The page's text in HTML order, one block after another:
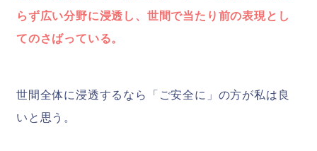
らず広い分野に浸透し、世間で当たり前の表現とし
てのさばっている。
世間全体に浸透するなら「ご安全に」の方が私は良
いと思う。